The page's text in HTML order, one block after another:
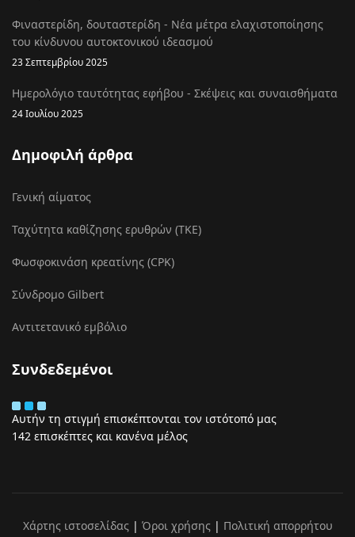
Φιναστερίδη, δουταστερίδη - Νέα μέτρα ελαχιστοποίησης
του κίνδυνου αυτοκτονικού ιδεασμού
23 Σεπτεμβρίου 2025
Ημερολόγιο ταυτότητας εφήβου - Σκέψεις και συναισθήματα
24 Ιουλίου 2025
Δημοφιλή άρθρα
Γενική αίματος
Ταχύτητα καθίζησης ερυθρών (ΤΚΕ)
Φωσφοκινάση κρεατίνης (CPK)
Σύνδρομο Gilbert
Αντιτετανικό εμβόλιο
Συνδεδεμένοι
Αυτήν τη στιγμή επισκέπτονται τον ιστότοπό μας
142 επισκέπτες και κανένα μέλος
Χάρτης ιστοσελίδας| Όροι χρήσης| Πολιτική απορρήτου